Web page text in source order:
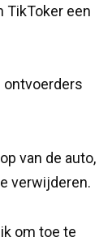
TikToker een
ontvoerders
van de auto,
verwijderen.
om toe te